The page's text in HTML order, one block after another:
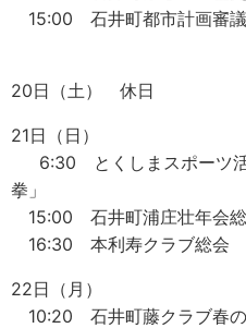
15:00 石井町都市計画審議
20日（土） 休日
21日（日）
6:30 とくしまスポーツ活
拳」
15:00 石井町浦庄壮年会総
16:30 本利寿クラブ総会
22日（月）
10:20 石井町藤クラブ春の